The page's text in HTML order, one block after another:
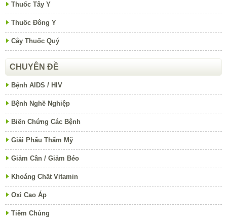
Thuốc Tây Y
Thuốc Đông Y
Cây Thuốc Quý
CHUYÊN ĐỀ
Bệnh AIDS / HIV
Bệnh Nghề Nghiệp
Biến Chứng Các Bệnh
Giải Phẩu Thẩm Mỹ
Giảm Cân / Giảm Béo
Khoáng Chất Vitamin
Oxi Cao Áp
Tiêm Chủng